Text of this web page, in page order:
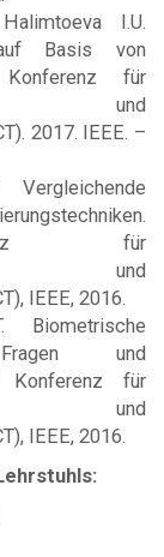
I.U.
auf Basis von
Konferenz für
und
2017. IEEE. –
für
und
IEEE, 2016.
Biometrische
und
Konferenz für
und
IEEE, 2016.